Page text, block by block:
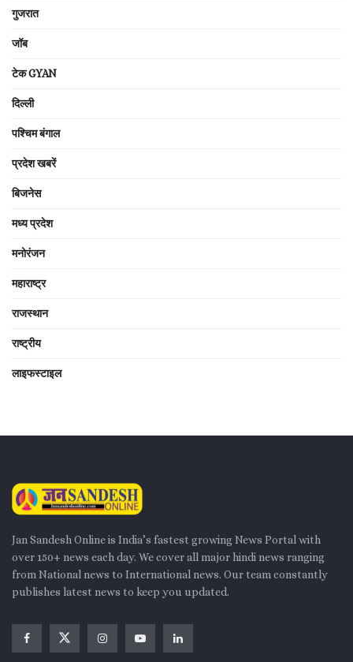
गुजरात
जॉब
टेक GYAN
दिल्ली
पश्चिम बंगाल
प्रदेश खबरें
बिजनेस
मध्य प्रदेश
मनोरंजन
महाराष्ट्र
राजस्थान
राष्ट्रीय
लाइफस्टाइल
Jan Sandesh Online is India’s fastest growing News Portal with
over 150+ news each day. We cover all major hindi news ranging
from National news to International news. Our team constantly
publishes latest news to keep you updated.